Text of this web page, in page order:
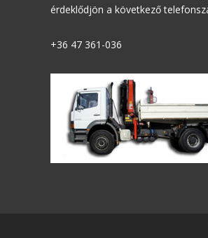
érdeklődjön a következő
+36 47 361-036